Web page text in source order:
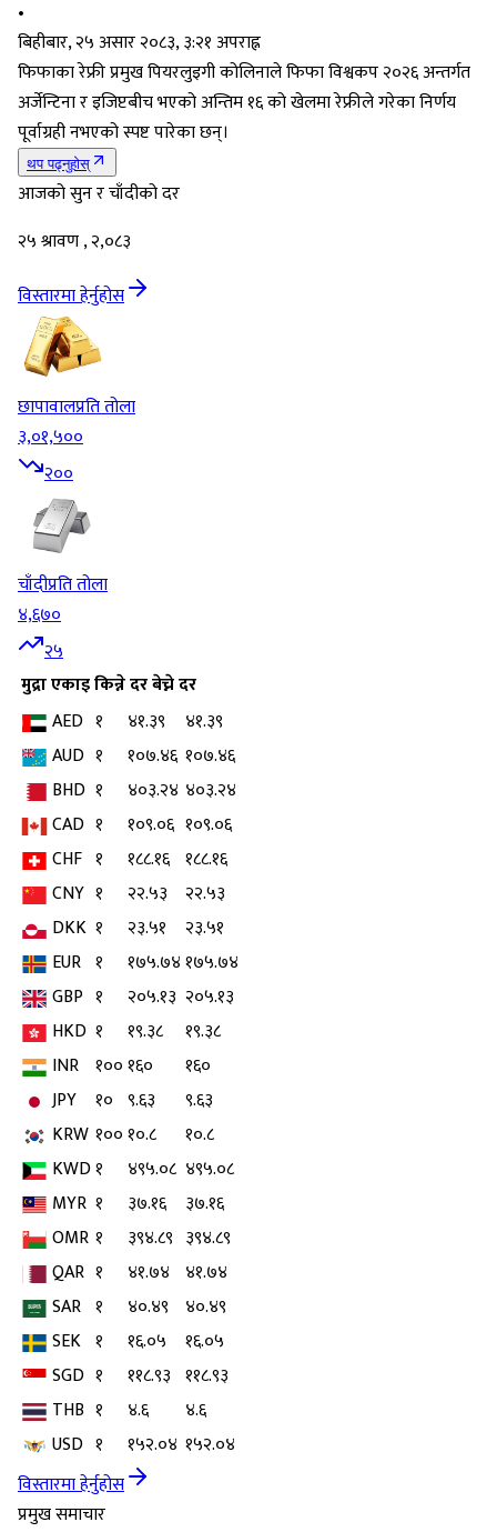
•
बिहीबार, २५ असार २०८३, ३:२१ अपराह्न
फिफाका रेफ्री प्रमुख पियरलुइगी कोलिनाले फिफा विश्वकप २०२६ अन्तर्गत
अर्जेन्टिना र इजिप्टबीच भएको अन्तिम १६ को खेलमा रेफ्रीले गरेका निर्णय
पूर्वाग्रही नभएको स्पष्ट पारेका छन्।
थप पढ्नुहोस्
आजको सुन र चाँदीको दर
२५ श्रावण , २,०८३
विस्तारमा हेर्नुहोस
छापावालप्रति तोला
३,०१,५००
२००
चाँदीप्रति तोला
४,६७०
२५
मुद्राएकाइकिन्ने दरबेच्ने दर
AED १ ४१.३९
४१.३९
AUD १ १०७.४६ १०७.४६
BHD १ ४०३.२४ ४०३.२४
CAD १ १०९.०६ १०९.०६
CHF १ १८८.१६ १८८.१६
CNY १ २२.५३
२२.५३
DKK १ २३.५१
२३.५१
EUR १ १७५.७४१७५.७४
GBP १ २०५.१३ २०५.१३
HKD १ १९.३८
१९.३८
INR १००१६०
१६०
JPY
१० ९.६३
९.६३
KRW १००१०.८
१०.८
KWD१ ४९५.०८ ४९५.०८
MYR १ ३७.१६
३७.१६
OMR १ ३९४.८९ ३९४.८९
QAR १ ४१.७४ ४१.७४
SAR १ ४०.४९
४०.४९
SEK १ १६.०५
१६.०५
SGD १ ११८.९३ ११८.९३
THB १ ४.६
४.६
USD १ १५२.०४ १५२.०४
विस्तारमा हेर्नुहोस
प्रमुख समाचार